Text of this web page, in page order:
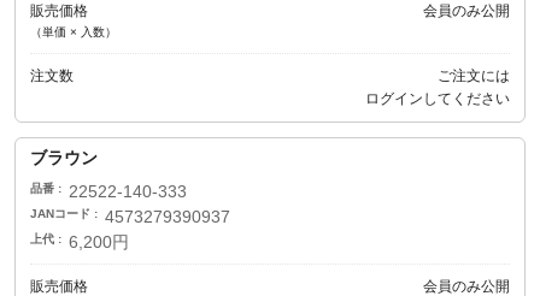
販売価格
（単価 × 入数）
会員のみ公開
注文数
ご注文には
ログイン してください
ブラウン
品番 22522-140-333
JANコード 4573279390937
上代 6,200円
販売価格 会員のみ公開